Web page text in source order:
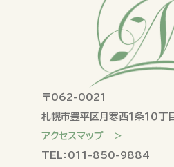
〒062-0021
札幌市豊平区月寒西１条１０丁
アクセスマップ ＞
TEL：011-850-9884